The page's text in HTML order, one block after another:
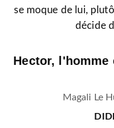
se moque de lui,
décide
Hector,
Magali Le